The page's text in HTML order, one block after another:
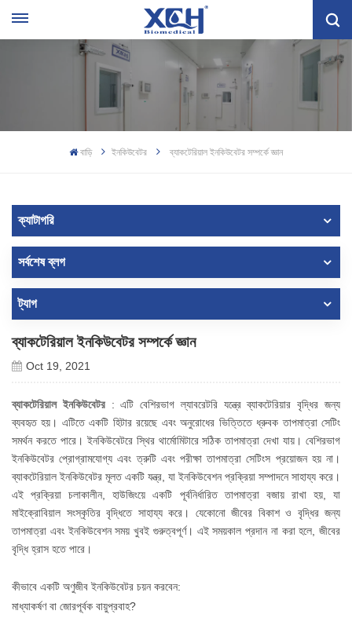
বাড়ি ইনকিউবেটর ব্যাকটেরিয়াল ইনকিউবেটর সম্পর্কে জ্ঞান
ক্যাটাগরি
সর্বশেষ ব্লগ
ট্যাগ
ব্যাকটেরিয়াল ইনকিউবেটর সম্পর্কে জ্ঞান
Oct 19, 2021
ব্যাকটেরিয়াল ইনকিউবেটর : এটি বেশিরভাগ ল্যাবরেটরি যন্ত্রে ব্যাকটেরিয়ার বৃদ্ধির জন্য
ব্যবহৃত হয়। এটিতে একটি হিটার রয়েছে এবং অনুরোধের ভিত্তিতে ধ্রুবক তাপমাত্রা সেটিং
সমর্থন করতে পারে। ইনকিউবেটরে স্থির থার্মোমিটারে সঠিক তাপমাত্রা দেখা যায়। বেশিরভাগ
ইনকিউবেটর প্রোগ্রামযোগ্য এবং ত্রুটি এবং পরীক্ষা তাপমাত্রা সেটিংস প্রয়োজন হয় না।
ব্যাকটেরিয়াল ইনকিউবেটর মূলত একটি যন্ত্র, যা ইনকিউবেশন প্রক্রিয়া সম্পাদনে সাহায্য করে।
এই প্রক্রিয়া চলাকালীন, হাউজিংয়ে একটি পূর্বনির্ধারিত তাপমাত্রা বজায় রাখা হয়, যা
মাইক্রোবিয়াল সংস্কৃতির বৃদ্ধিতে সাহায্য করে। যেকোনো জীবের বিকাশ ও বৃদ্ধির জন্য
তাপমাত্রা এবং ইনকিউবেশন সময় খুবই গুরুত্বপূর্ণ। এই সময়কাল প্রদান না করা হলে, জীবের
বৃদ্ধি হ্রাস হতে পারে।
কীভাবে একটি অণুজীব ইনকিউবেটর চয়ন করবেন:
মাধ্যাকর্ষণ বা জোরপূর্বক বায়ুপ্রবাহ?